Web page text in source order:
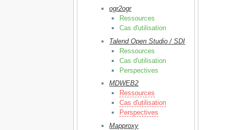
ogr2ogr
Ressources
Cas d'utilisation
Talend Open Studio / SDI
Ressources
Cas d'utilisation
Perspectives
MDWEB2
Ressources
Cas d'utilisation
Perspectives
Mapproxy